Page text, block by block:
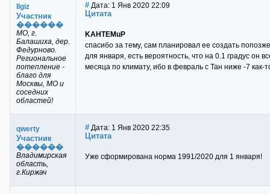
Ilgiz
Участник
������
МО, г.
Балашиха, дер.
Федурново.
Региональное
потепление -
благо для
Москвы, МО и
соседних
областей!
# Дата: 1 Янв 2020 22:09
Цитата
KAHTEMuP
спасибо за тему, сам планировал ее создать
для января, есть вероятность, что на 0.1 градус он
месяца по климату, ибо в февраль с Тан ниже -7 как-
qwerty
Участник
������
Владимирская
область,
г.Киржач
# Дата: 1 Янв 2020 22:35
Цитата
Уже сформирована норма 1991/2020 для 1 января!